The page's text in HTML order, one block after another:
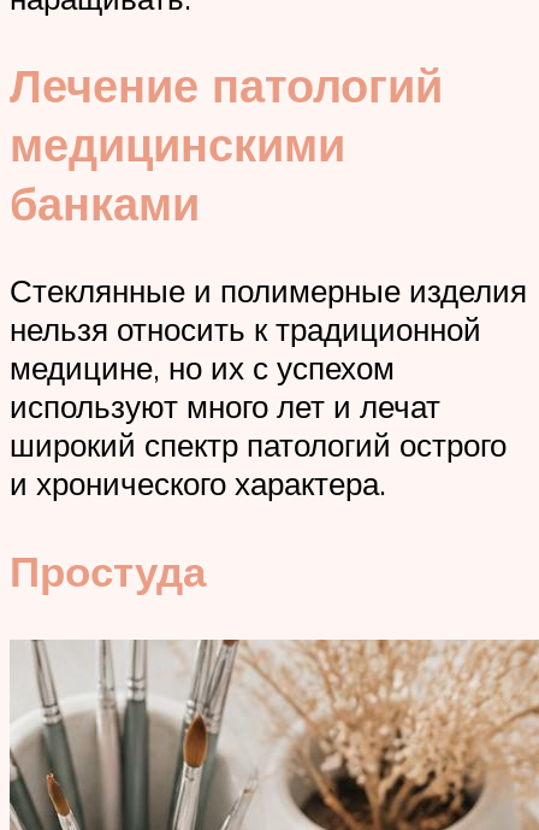
Лечение патологий
медицинскими
банками
Стеклянные и полимерные изделия
нельзя относить к традиционной
медицине, но их с успехом
используют много лет и лечат
широкий спектр патологий острого
и хронического характера.
Простуда